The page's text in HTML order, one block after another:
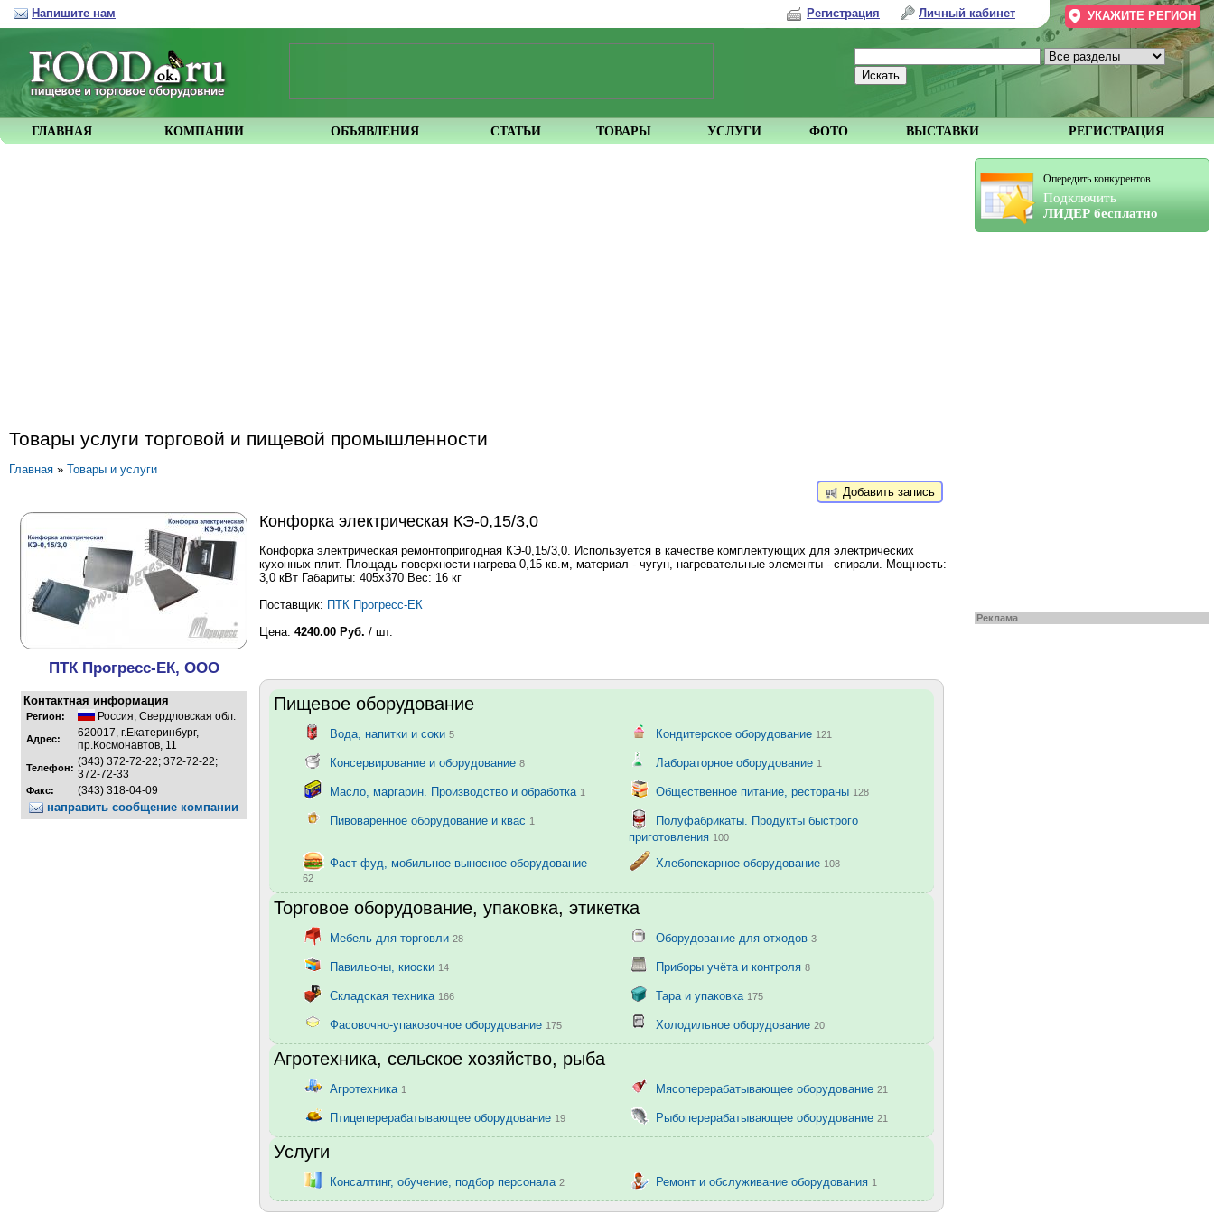
Опередить конкурентов
Подключить
ЛИДЕР бесплатно
Реклама
Товары услуги торговой и пищевой промышленности
Главная » Товары и услуги
Добавить запись
ПТК Прогресс-ЕК, ООО
Контактная информация
Регион: Россия Свердловская обл.
Адрес:
620017, г.Екатеринбург,
пр.Космонавтов, 11
Телефон: (343) 372-72-22; 372-72-22;
372-72-33
Факс: (343) 318-04-09
направить сообщение компании
Конфорка электрическая КЭ-0,15/3,0
Конфорка электрическая ремонтопригодная КЭ-0,15/3,0. Используется в качестве комплектующих для электрических
кухонных плит. Площадь поверхности нагрева 0,15 кв.м, материал - чугун, нагревательные элементы - спирали. Мощность:
3,0 кВт Габариты: 405х370 Вес: 16 кг
Поставщик: ПТК Прогресс-ЕК
Цена: 4240.00 Руб. / шт.
Пищевое оборудование
Вода, напитки и соки 5 Кондитерское оборудование 121
Консервирование и оборудование 8 Лабораторное оборудование 1
Масло, маргарин. Производство и обработка 1 Общественное питание, рестораны 128
Пивоваренное оборудование и квас 1
Полуфабрикаты. Продукты быстрого
приготовления 100
Фаст-фуд, мобильное выносное оборудование
62
Хлебопекарное оборудование 108
Торговое оборудование, упаковка, этикетка
Мебель для торговли 28 Оборудование для отходов 3
Павильоны, киоски 14 Приборы учёта и контроля 8
Складская техника 166 Тара и упаковка 175
Фасовочно-упаковочное оборудование 175 Холодильное оборудование 20
Агротехника, сельское хозяйство, рыба
Агротехника 1 Мясоперерабатывающее оборудование 21
Птицеперерабатывающее оборудование 19 Рыбоперерабатывающее оборудование 21
Услуги
Консалтинг, обучение, подбор персонала 2 Ремонт и обслуживание оборудования 1
ГЛАВНАЯ КОМПАНИИ ОБЪЯВЛЕНИЯ СТАТЬИ ТОВАРЫ УСЛУГИ ФОТО ВЫСТАВКИ РЕГИСТРАЦИЯ
Напишите нам Личный кабинет
Регистрация УКАЖИТЕ РЕГИОН